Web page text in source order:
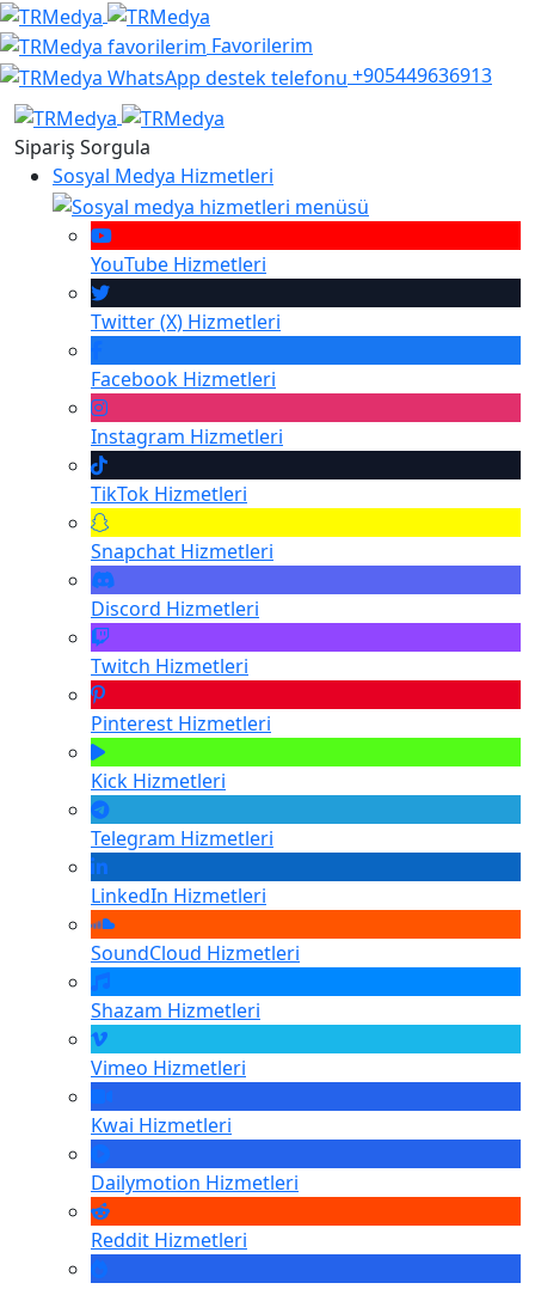
Favorilerim
+905449636913
Sipariş Sorgula
Sosyal Medya Hizmetleri
YouTube Hizmetleri
Twitter (X) Hizmetleri
Facebook Hizmetleri
Instagram Hizmetleri
TikTok Hizmetleri
Snapchat Hizmetleri
Discord Hizmetleri
Twitch Hizmetleri
Pinterest Hizmetleri
Kick Hizmetleri
Telegram Hizmetleri
LinkedIn Hizmetleri
SoundCloud Hizmetleri
Shazam Hizmetleri
Vimeo Hizmetleri
Kwai Hizmetleri
Dailymotion Hizmetleri
Reddit Hizmetleri